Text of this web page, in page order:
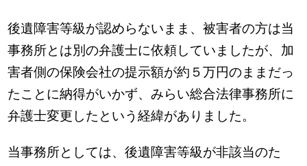
後遺障害等級が認めらないまま、被害者の方は当
事務所とは別の弁護士に依頼していましたが、加
害者側の保険会社の提示額が約５万円のままだっ
たことに納得がいかず、みらい総合法律事務所に
弁護士変更したという経緯がありました。
当事務所としては、後遺障害等級が非該当のた